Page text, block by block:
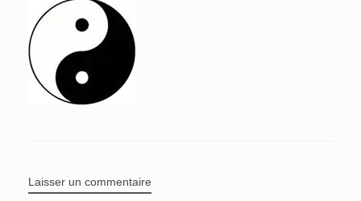
Laisser un commentaire